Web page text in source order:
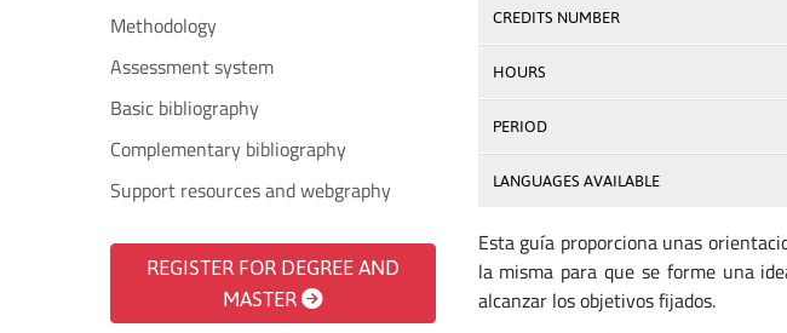
Methodology
Assessment system
Basic bibliography
Complementary bibliography
Support resources and webgraphy
REGISTER FOR DEGREE AND
MASTER
CREDITS NUMBER
HOURS
PERIOD
LANGUAGES AVAILABLE
Esta guía proporciona unas
la misma para que se forme una
alcanzar los objetivos fijados.